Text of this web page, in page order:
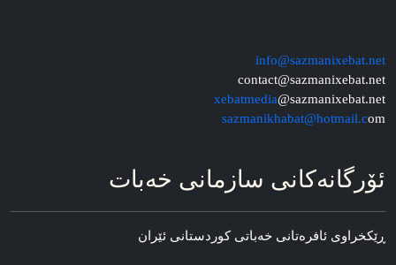
info@sazmanixebat.net
contact@sazmanixebat.net
xebatmedia@sazmanixebat.net
sazmanikhabat@hotmail.com
ئۆرگانه‌کانی سازمانی خه‌بات
ڕێکخراوی ئافره‌تانی خه‌باتی کوردستانی ئێران